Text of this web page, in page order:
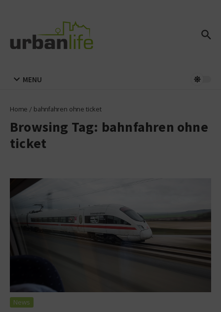
MENU
Home / bahnfahren ohne ticket
Browsing Tag: bahnfahren ohne
ticket
News